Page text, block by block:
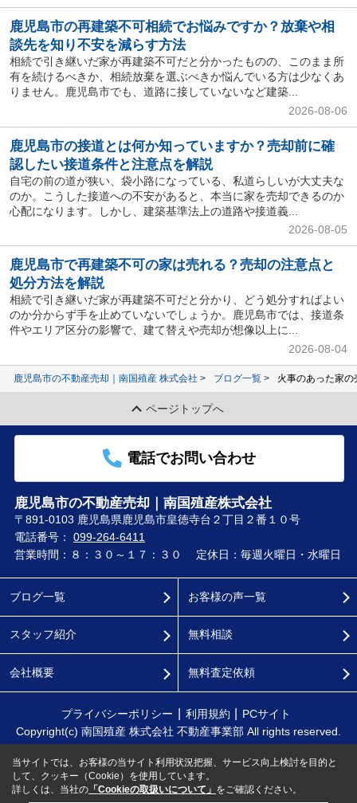
鹿児島市の再建築不可相続でお悩みですか？放棄や相
談先を知り不安を減らす方法
相続で引き継いだ家が再建築不可だと分かったものの、このまま所
有を続けるべきか、相続放棄を選ぶべきか悩んでいる方は少なくあ
りません。鹿児島市でも、道路に接していないなど建築...
2026-08-06
鹿児島市の接道とは何か知っていますか？売却前に確
認したい接道条件と注意点を解説
自宅の前の道が狭い、袋小路になっている、私道らしいが大丈夫な
のか。こうした接道への不安があると、本当に家を売却できるのか
心配になります。しかし、建築基準法上の道路や接道義...
2026-08-05
鹿児島市で再建築不可の家は売れる？売却の注意点と
処分方法を解説
相続で引き継いだ家が再建築不可だと分かり、どう処分すればよい
のか分からず手を止めていないでしょうか。鹿児島市では、接道条
件やエリア区分の影響で、建て替えや売却が想像以上に...
2026-08-04
鹿児島市の不動産売却｜南国殖産 株式会社 ブログ一覧 火事のあった家
ページトップへ
電話でお問い合わせ
鹿児島市の不動産売却｜南国殖産株式会社
〒891-0103 鹿児島県鹿児島市皇徳寺台２丁目２番１０号
電話番号： 099-264-6411
営業時間：８：３０～１７：３０
定休日：毎週火曜日・水曜日
ブログ一覧
スタッフ紹介
会社概要
お客様の声一覧
無料相談
無料査定依頼
プライバシーポリシー 利用規約
PCサイト
Copyright(c) 南国殖産 株式会社 不動産事業部 All rights reserved.
当サイトでは、お客様の当サイト利用状況把握、サービス向上検討を目的と
して、クッキー（Cookie）を使用しています。
詳しくは、当社の 「Cookieの取扱いについて」 をご確認ください。